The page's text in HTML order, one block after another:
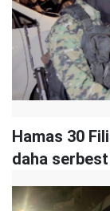
Hamas 30
daha serbest